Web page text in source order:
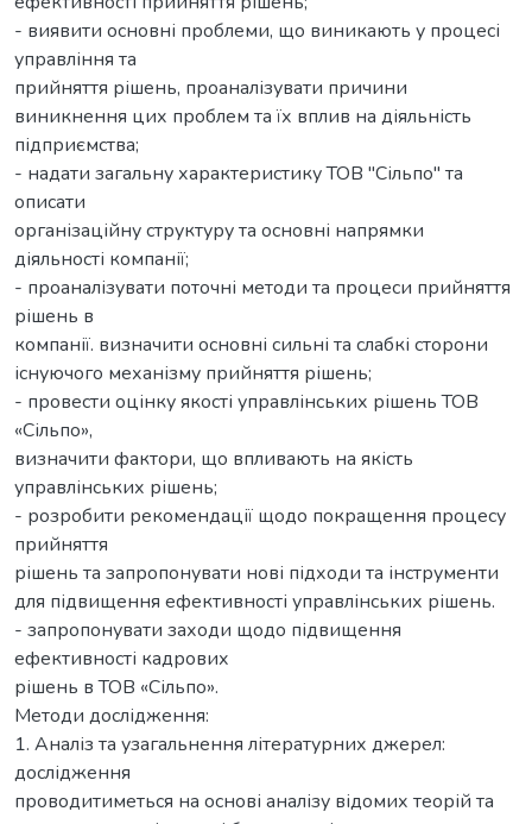
- виявити основні проблеми, що виникають у процесі
управління та
прийняття рішень, проаналізувати причини
виникнення цих проблем та їх вплив на діяльність
підприємства;
- надати загальну характеристику ТОВ "Сільпо" та
описати
організаційну структуру та основні напрямки
діяльності компанії;
- проаналізувати поточні методи та процеси прийняття
рішень в
компанії. визначити основні сильні та слабкі сторони
існуючого механізму прийняття рішень;
- провести оцінку якості управлінських рішень ТОВ
«Сільпо»,
визначити фактори, що впливають на якість
управлінських рішень;
- розробити рекомендації щодо покращення процесу
прийняття
рішень та запропонувати нові підходи та інструменти
для підвищення ефективності управлінських рішень.
- запропонувати заходи щодо підвищення
ефективності кадрових
рішень в ТОВ «Сільпо».
Методи дослідження:
1. Аналіз та узагальнення літературних джерел:
дослідження
проводитиметься на основі аналізу відомих теорій та